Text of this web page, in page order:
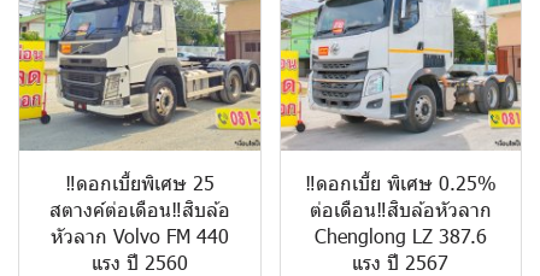
‼️ดอกเบี้ยพิเศษ 25
สตางค์ต่อเดือน‼️สิบล้อ
หัวลาก Volvo FM 440
แรง ปี 2560
‼️ดอกเบี้ย พิเศษ 0.25%
ต่อเดือน‼️สิบล้อหัวลาก
Chenglong LZ 387.6
แรง ปี 2567